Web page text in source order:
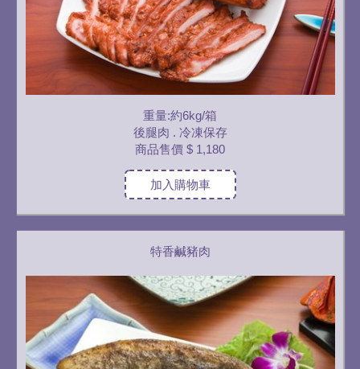
重量:約6kg/箱
後腿肉 . 冷凍保存
商品售價 $ 1,180
加入購物車
特香鹹豬肉